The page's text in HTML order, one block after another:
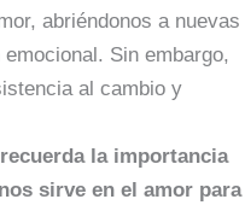
abriéndonos a nuevas
Sin embargo,
al cambio y
la importancia
sirve en el amor para